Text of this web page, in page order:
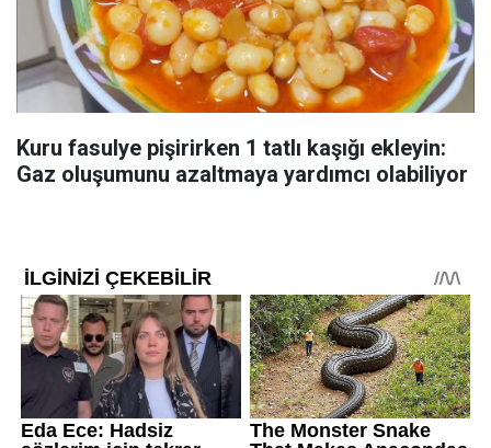
Kuru fasulye pişirirken 1 tatlı kaşığı ekleyin:
Gaz oluşumunu azaltmaya yardımcı olabiliyor